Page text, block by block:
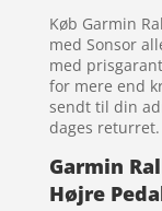
Køb Garmin
med Sonsor
med
for mere end
sendt til din
dages returret.
Garmin
Højre